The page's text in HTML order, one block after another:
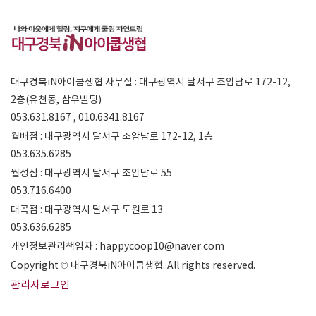
대구경북iN아이쿱생협 사무실 : 대구광역시 달서구 조암남로 172-12,
2층(유천동, 삼우빌딩)
053.631.8167 , 010.6341.8167
월배점 : 대구광역시 달서구 조암남로 172-12, 1층
053.635.6285
월성점 : 대구광역시 달서구 조암남로 55
053.716.6400
대곡점 : 대구광역시 달서구 도원로 13
053.636.6285
개인정보관리책임자 : happycoop10@naver.com
Copyright © 대구경북iN아이쿱생협. All rights reserved.
관리자로그인